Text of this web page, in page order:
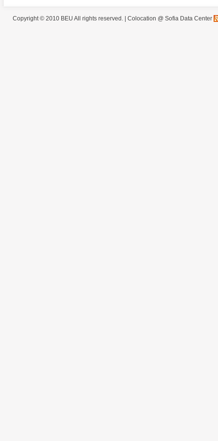
Copyright © 2010 BEU All rights reserved. | Colocation @ Sofia Data Center